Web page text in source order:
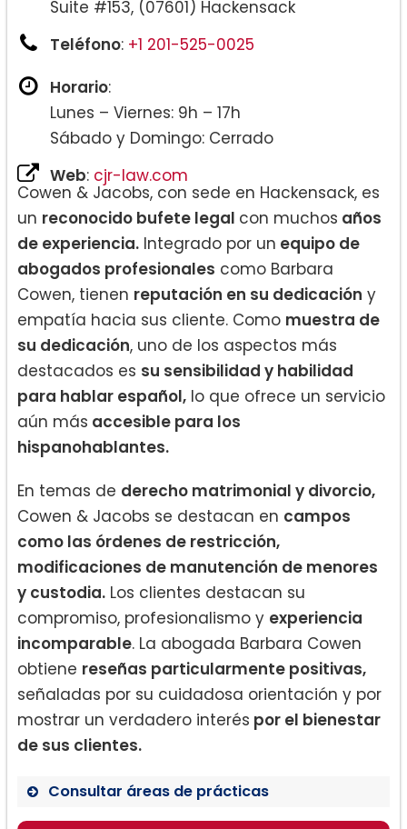
Suite #153, (07601) Hackensack
Teléfono: +1 201-525-0025
Horario:
Lunes – Viernes: 9h – 17h
Sábado y Domingo: Cerrado
Web: cjr-law.com
Cowen & Jacobs, con sede en Hackensack, es
un reconocido bufete legal con muchos años
de experiencia. Integrado por un equipo de
abogados profesionales como Barbara
Cowen, tienen reputación en su dedicación y
empatía hacia sus cliente. Como muestra de
su dedicación, uno de los aspectos más
destacados es su sensibilidad y habilidad
para hablar español, lo que ofrece un servicio
aún más accesible para los
hispanohablantes.
En temas de derecho matrimonial y divorcio,
Cowen & Jacobs se destacan en campos
como las órdenes de restricción,
modificaciones de manutención de menores
y custodia. Los clientes destacan su
compromiso, profesionalismo y experiencia
incomparable. La abogada Barbara Cowen
obtiene reseñas particularmente positivas,
señaladas por su cuidadosa orientación y por
mostrar un verdadero interés por el bienestar
de sus clientes.
Consultar áreas de prácticas
Derecho de Divorcio